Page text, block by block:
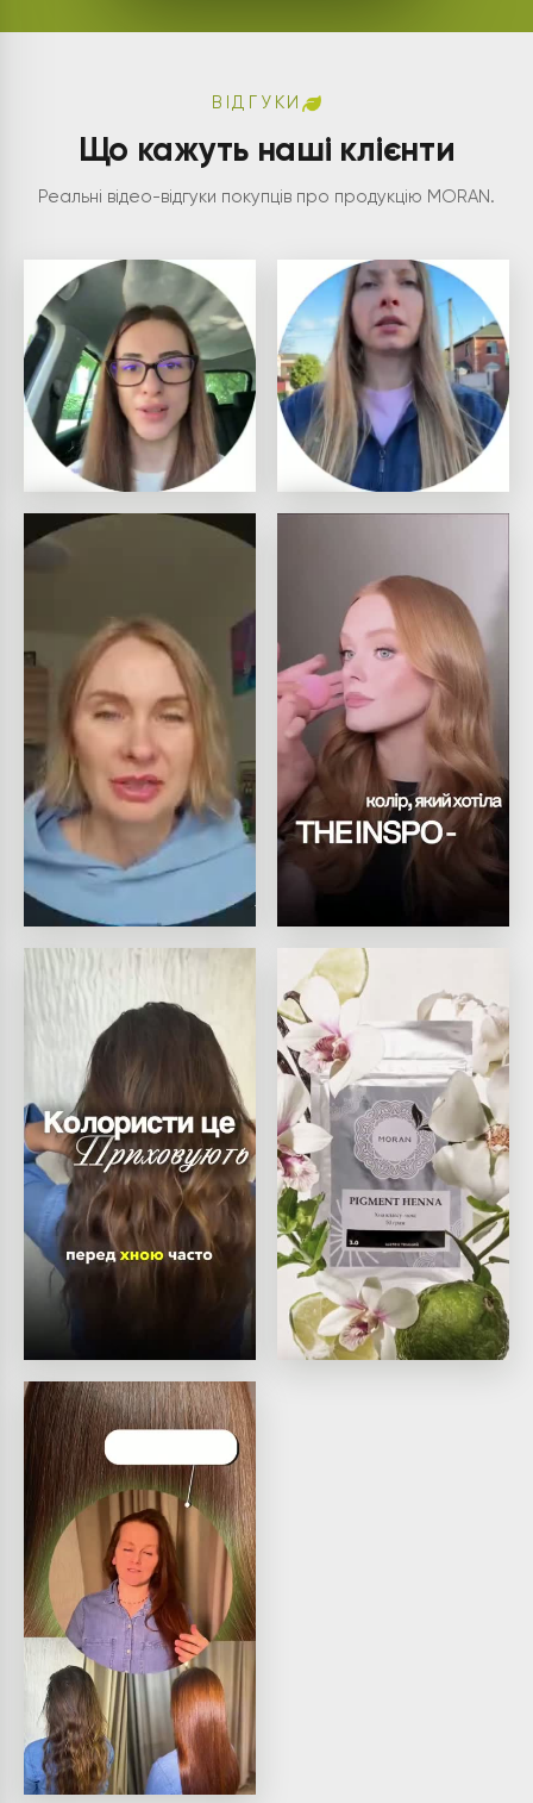
ВІДГУКИ
Що кажуть наші клієнти
Реальні відео-відгуки покупців про продукцію MORAN.